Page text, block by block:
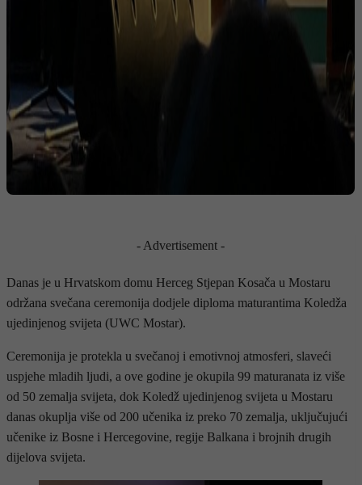
- Advertisement -
Danas je u Hrvatskom domu Herceg Stjepan Kosača u Mostaru
održana svečana ceremonija dodjele diploma maturantima Koledža
ujedinjenog svijeta (UWC Mostar).
Ceremonija je protekla u svečanoj i emotivnoj atmosferi, slaveći
uspjehe mladih ljudi, a ove godine je okupila 99 maturanata iz više
od 50 zemalja svijeta, dok Koledž ujedinjenog svijeta u Mostaru
danas okuplja više od 200 učenika iz preko 70 zemalja, uključujući
učenike iz Bosne i Hercegovine, regije Balkana i brojnih drugih
dijelova svijeta.